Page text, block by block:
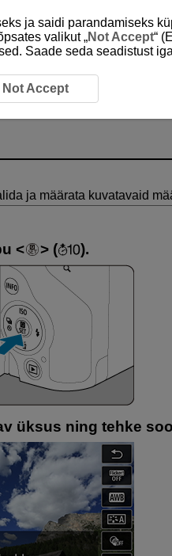
ja määrata kuvatavaid
( ).
üksus ning tehke
ja saidi parandamiseks
valikut „Not Accept“
Saade seda seadistust
Not Accept